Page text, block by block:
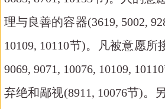
理与良善的容器(3619, 5002,
10109, 10110节)。凡被意愿
9069, 9071, 10076, 10109,
弃绝和鄙视(8911, 10076节)